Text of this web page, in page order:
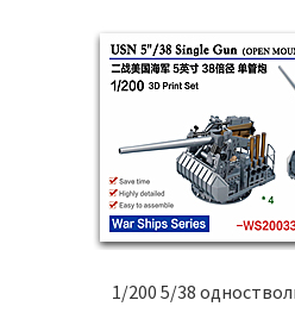
1/200 5/38